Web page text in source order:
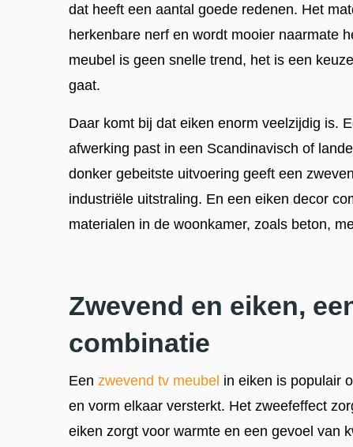
dat heeft een aantal goede redenen. Het
herkenbare nerf en wordt mooier naarmate
meubel is geen snelle trend, het is een
gaat.
Daar komt bij dat eiken enorm veelzijdig is.
afwerking past in een Scandinavisch of
donker gebeitste uitvoering geeft een
industriële uitstraling. En een eiken decor
materialen in de woonkamer, zoals beton,
Zwevend en eiken,
combinatie
Een zwevend tv meubel in eiken is populair
en vorm elkaar versterkt. Het zweefeffect
eiken zorgt voor warmte en een gevoel van